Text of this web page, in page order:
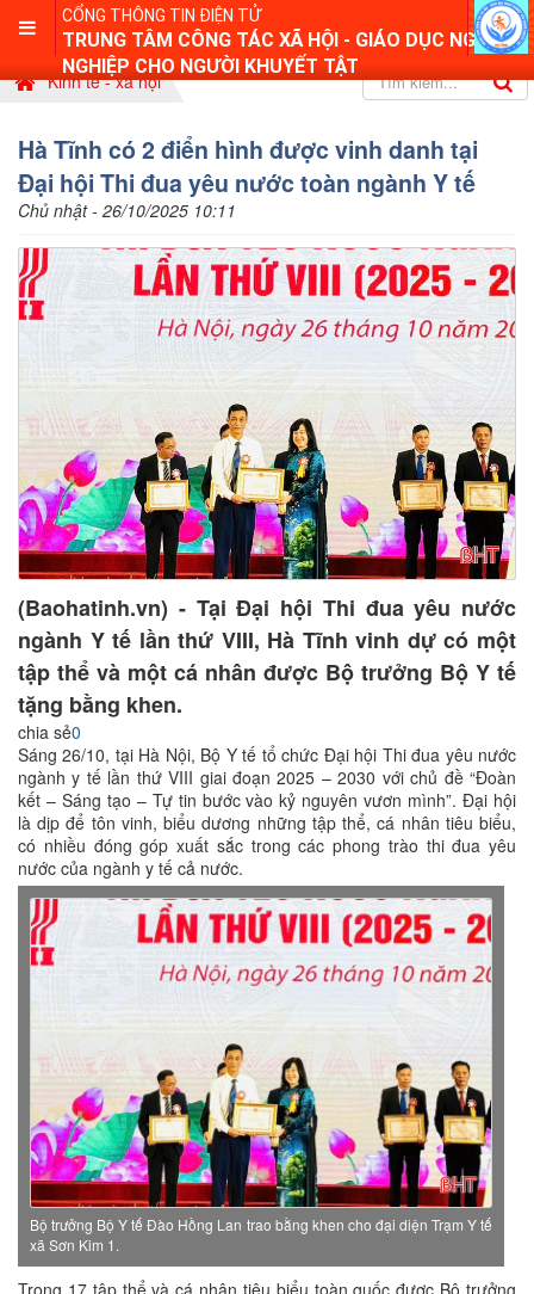
CỔNG THÔNG TIN ĐIỆN TỬ
TRUNG TÂM CÔNG TÁC XÃ HỘI - GIÁO DỤC NGHỀ
NGHIỆP CHO NGƯỜI KHUYẾT TẬT
Kinh tế - xã hội
Hà Tĩnh có 2 điển hình được vinh danh tại
Đại hội Thi đua yêu nước toàn ngành Y tế
Chủ nhật - 26/10/2025 10:11
(Baohatinh.vn) - Tại Đại hội Thi đua yêu nước
ngành Y tế lần thứ VIII, Hà Tĩnh vinh dự có một
tập thể và một cá nhân được Bộ trưởng Bộ Y tế
tặng bằng khen.
chia sẻ0
Sáng 26/10, tại Hà Nội, Bộ Y tế tổ chức Đại hội Thi đua yêu nước
ngành y tế lần thứ VIII giai đoạn 2025 – 2030 với chủ đề “Đoàn
kết – Sáng tạo – Tự tin bước vào kỷ nguyên vươn mình”. Đại hội
là dịp để tôn vinh, biểu dương những tập thể, cá nhân tiêu biểu,
có nhiều đóng góp xuất sắc trong các phong trào thi đua yêu
nước của ngành y tế cả nước.
Bộ trưởng Bộ Y tế Đào Hồng Lan trao bằng khen cho đại diện Trạm Y tế
xã Sơn Kim 1.
Trong 17 tập thể và cá nhân tiêu biểu toàn quốc được Bộ trưởng